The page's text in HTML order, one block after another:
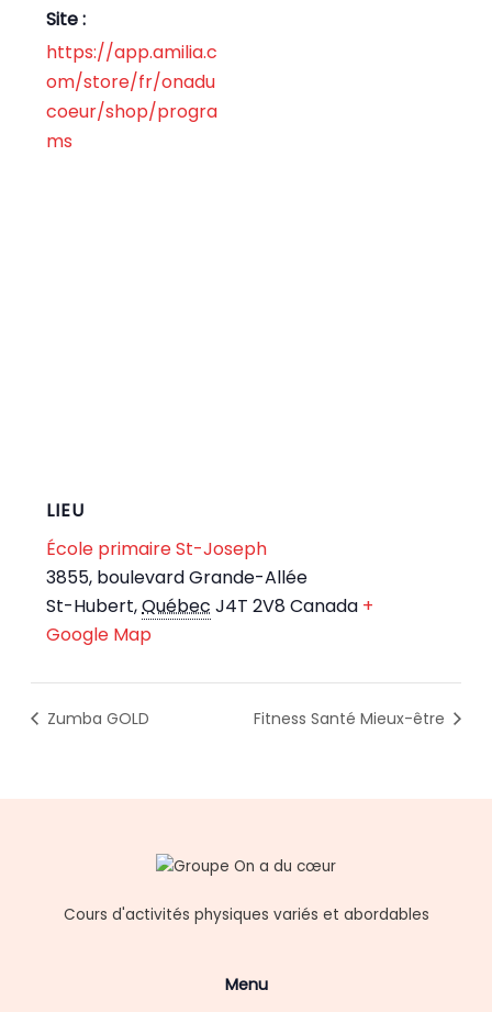
Site :
https://app.amilia.c
om/store/fr/onadu
coeur/shop/progra
ms
LIEU
École primaire St-Joseph
3855, boulevard Grande-Allée
St-Hubert,Québec J4T 2V8 Canada +
Google Map
Zumba GOLD Fitness Santé Mieux-être
Cours d'activités physiques variés et abordables
Menu